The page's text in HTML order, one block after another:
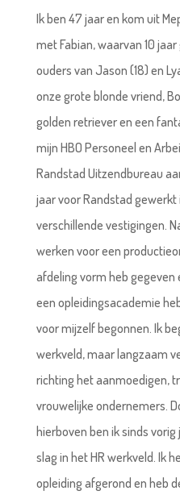
Ik ben 47 jaar en kom uit
met Fabian, waarvan 10
ouders van Jason (18) en
onze grote blonde vriend,
golden retriever en een
mijn HBO Personeel en
Randstad Uitzendbureau
jaar voor Randstad
verschillende vestigingen.
werken voor een
afdeling vorm heb
een opleidingsacademie
voor mijzelf begonnen. Ik
werkveld, maar langzaam
richting het aanmoedigen,
vrouwelijke ondernemers.
hierboven ben ik sinds
slag in het HR werkveld. Ik
opleiding afgerond en heb